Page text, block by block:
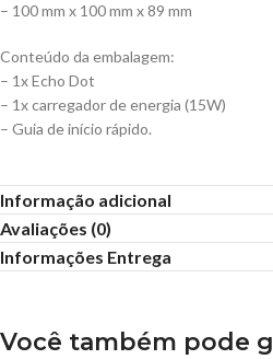
– 100 mm x 100 mm x 89 mm
Conteúdo da embalagem:
– 1x Echo Dot
– 1x carregador de energia (15W)
– Guia de início rápido.
Informação adicional
Avaliações (0)
Informações Entrega
Você também pode